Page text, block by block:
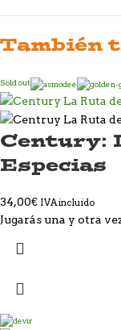
También
Sold out
Century:
Especias
34,00€ IVA incluido
Jugarás una y otra